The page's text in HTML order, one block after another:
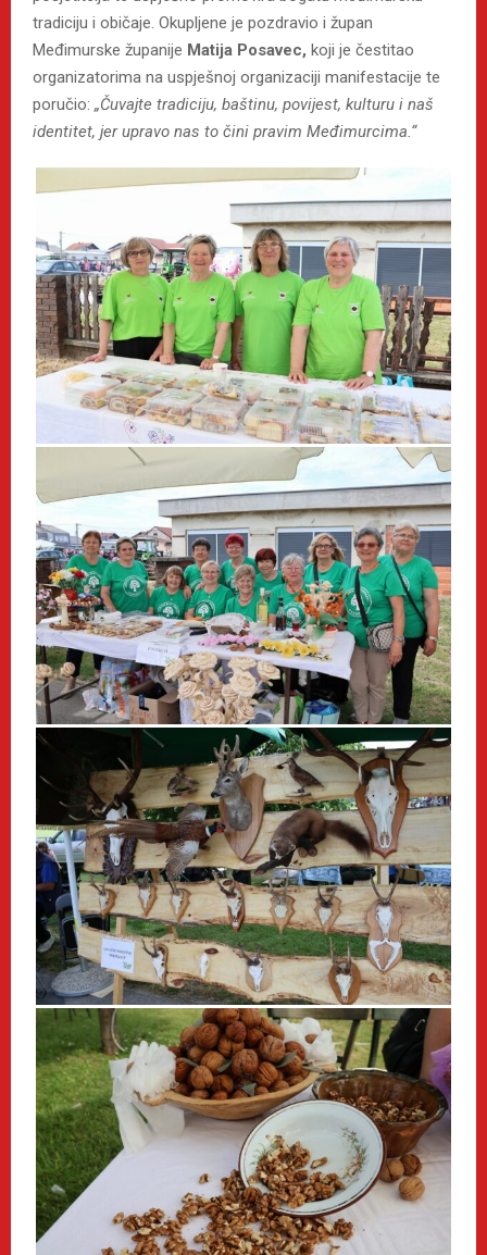
tradiciju i običaje. Okupljene je pozdravio i župan
Međimurske županije Matija Posavec, koji je čestitao
organizatorima na uspješnoj organizaciji manifestacije te
poručio: „Čuvajte tradiciju, baštinu, povijest, kulturu i naš
identitet, jer upravo nas to čini pravim Međimurcima.“